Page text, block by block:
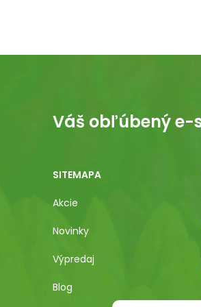
Váš obľúbený e-
SITEMAPA
Akcie
Novinky
Výpredaj
Blog